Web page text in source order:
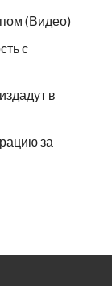
(Видео)
с
в
за